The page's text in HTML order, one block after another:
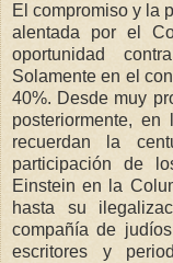
El compromiso y la
alentada por el
oportunidad
Solamente en el
40%. Desde muy
posteriormente,
recuerdan la
participación de
Einstein en la
hasta su
compañía de
escritores y